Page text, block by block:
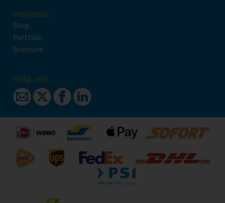
Inspiratie
Blog
Portfolio
Brochure
Volg ons